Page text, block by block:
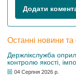
Додати
Останні новини та
Держлікслужба
контролю якості,
04 Серпня 2026 р.